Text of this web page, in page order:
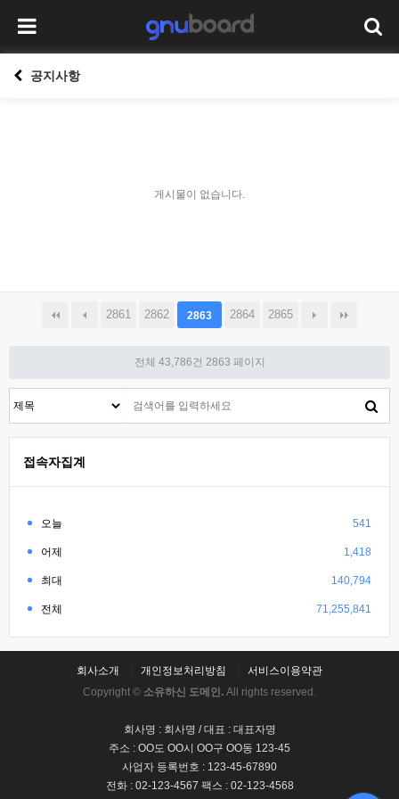
공지사항
게시물이 없습니다.
2861 2862 2863 2864 2865
전체 43,786건 2863 페이지
접속자집계
오늘 541
어제 1,418
최대 140,794
전체 71,255,841
회사소개 개인정보처리방침
서비스이용약관
Copyright © 소유하신 도메인. All rights reserved.
회사명 : 회사명 / 대표 : 대표자명
주소 : OO도 OO시 OO구 OO동 123-45
사업자 등록번호 : 123-45-67890
전화 : 02-123-4567 팩스 : 02-123-4568